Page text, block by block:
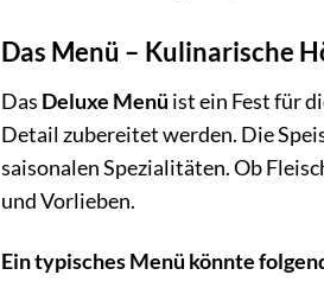
Das Menü – Kulinarische
Das Deluxe Menü ist ein Fest für
Detail zubereitet werden. Die
saisonalen Spezialitäten. Ob
und Vorlieben.
Ein typisches Menü könnte